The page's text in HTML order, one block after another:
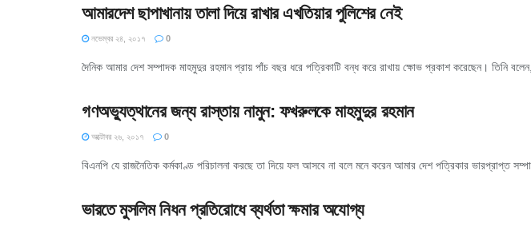
আমারদেশ ছাপাখানায় তালা দিয়ে রাখার এখতিয়ার পুলিশের নেই
নভেম্বর ২৪, ২০১৭ 0
দৈনিক আমার দেশ সম্পাদক মাহমুদুর রহমান প্রায় পাঁচ বছর ধরে পত্রিকাটি বন্ধ করে রাখায় ক্ষোভ প্রকাশ করেছেন। তিনি বলেন,
গণঅভ্যুত্থানের জন্য রাস্তায় নামুন: ফখরুলকে মাহমুদুর রহমান
অক্টোবর ২৬, ২০১৭ 0
বিএনপি যে রাজনৈতিক কর্মকাণ্ড পরিচালনা করছে তা দিয়ে ফল আসবে না বলে মনে করেন আমার দেশ পত্রিকার ভারপ্রাপ্ত
ভারতে মুসলিম নিধন প্রতিরোধে ব্যর্থতা ক্ষমার অযোগ্য